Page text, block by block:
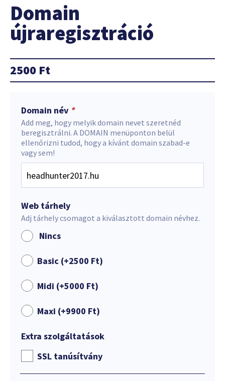
Domain
újraregisztráció
2500 Ft
Domain név *
Add meg, hogy melyik domain nevet szeretnéd
beregisztrálni. A DOMAIN menüponton belül
ellenőrizni tudod, hogy a kívánt domain szabad-e
vagy sem!
Web tárhely
Adj tárhely csomagot a kiválasztott domain névhez.
Nincs
Basic (+2500 Ft)
Midi (+5000 Ft)
Maxi (+9900 Ft)
Extra szolgáltatások
SSL tanúsítvány